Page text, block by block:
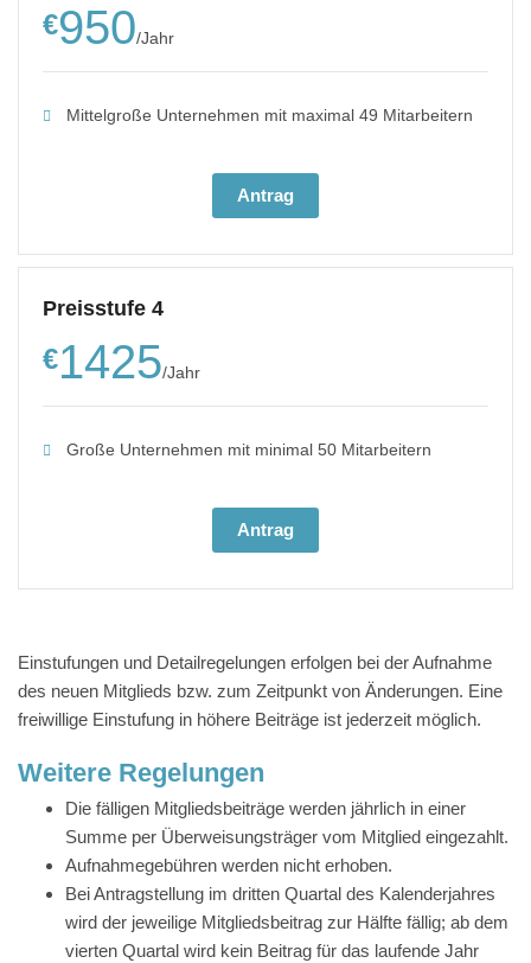
€950/Jahr
Mittelgroße Unternehmen mit maximal 49 Mitarbeitern
Antrag
Preisstufe 4
€1425/Jahr
Große Unternehmen mit minimal 50 Mitarbeitern
Antrag
Einstufungen und Detailregelungen erfolgen bei der Aufnahme
des neuen Mitglieds bzw. zum Zeitpunkt von Änderungen. Eine
freiwillige Einstufung in höhere Beiträge ist jederzeit möglich.
Weitere Regelungen
Die fälligen Mitgliedsbeiträge werden jährlich in einer
Summe per Überweisungsträger vom Mitglied eingezahlt.
Aufnahmegebühren werden nicht erhoben.
Bei Antragstellung im dritten Quartal des Kalenderjahres
wird der jeweilige Mitgliedsbeitrag zur Hälfte fällig; ab dem
vierten Quartal wird kein Beitrag für das laufende Jahr